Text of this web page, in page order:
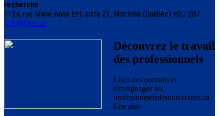
recherche
1124, rue Marie-Anne Est, suite 21, Montréal (Québec) H2J 2B7
info@fppu.ca
Découvrez le travail
des professionnels
Lisez des portraits et
témoignages sur
professionnelsdesuniversites.ca
Lire plus